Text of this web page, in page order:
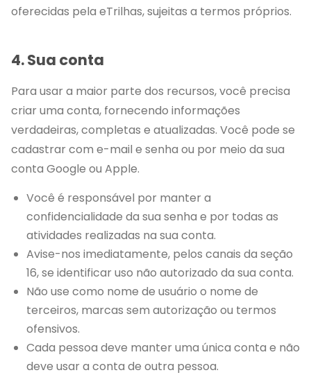
oferecidas pela eTrilhas, sujeitas a termos próprios.
4. Sua conta
Para usar a maior parte dos recursos, você precisa
criar uma conta, fornecendo informações
verdadeiras, completas e atualizadas. Você pode se
cadastrar com e-mail e senha ou por meio da sua
conta Google ou Apple.
Você é responsável por manter a
confidencialidade da sua senha e por todas as
atividades realizadas na sua conta.
Avise-nos imediatamente, pelos canais da seção
16, se identificar uso não autorizado da sua conta.
Não use como nome de usuário o nome de
terceiros, marcas sem autorização ou termos
ofensivos.
Cada pessoa deve manter uma única conta e não
deve usar a conta de outra pessoa.